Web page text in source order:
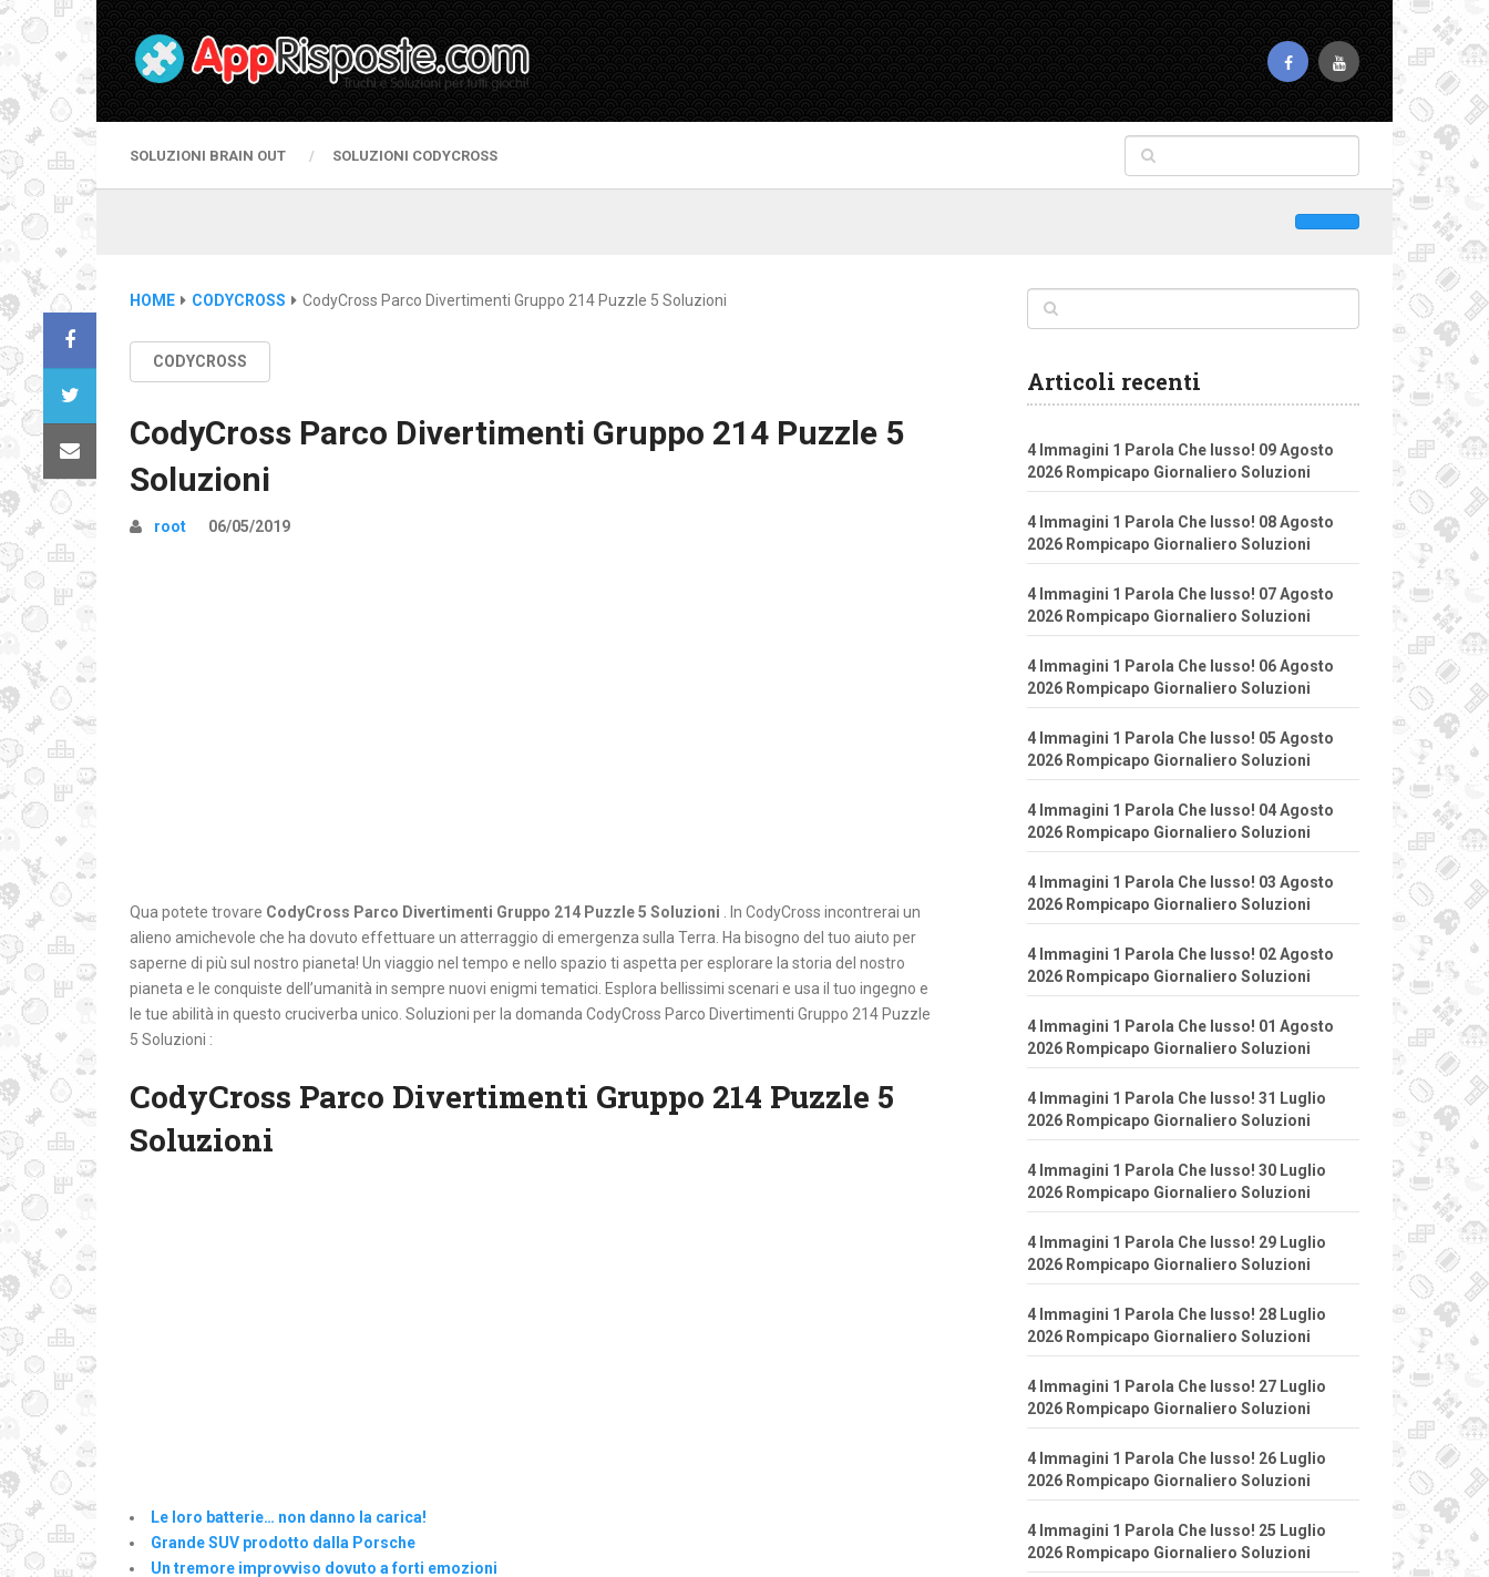
SOLUZIONI BRAIN OUT SOLUZIONI CODYCROSS
HOME CODYCROSS CodyCross Parco Divertimenti Gruppo 214 Puzzle 5 Soluzioni
CODYCROSS
CodyCross Parco Divertimenti Gruppo 214 Puzzle 5
Soluzioni
root 06/05/2019
Qua potete trovare CodyCross Parco Divertimenti Gruppo 214 Puzzle 5 Soluzioni
. In CodyCross incontrerai un
alieno amichevole che ha dovuto effettuare un atterraggio di emergenza sulla Terra. Ha bisogno del tuo aiuto per
saperne di più sul nostro pianeta! Un viaggio nel tempo e nello spazio ti aspetta per esplorare la storia del nostro
pianeta e le conquiste dell’umanità in sempre nuovi enigmi tematici. Esplora bellissimi scenari e usa il tuo ingegno e
le tue abilità in questo cruciverba unico. Soluzioni per la domanda CodyCross Parco Divertimenti Gruppo 214 Puzzle
5 Soluzioni :
CodyCross Parco Divertimenti Gruppo 214 Puzzle 5
Soluzioni
Le loro batterie… non danno la carica!
Grande SUV prodotto dalla Porsche
Un tremore improvviso dovuto a forti emozioni
Articoli recenti
4 Immagini 1 Parola Che lusso! 09 Agosto
2026 Rompicapo Giornaliero Soluzioni
4 Immagini 1 Parola Che lusso! 08 Agosto
2026 Rompicapo Giornaliero Soluzioni
4 Immagini 1 Parola Che lusso! 07 Agosto
2026 Rompicapo Giornaliero Soluzioni
4 Immagini 1 Parola Che lusso! 06 Agosto
2026 Rompicapo Giornaliero Soluzioni
4 Immagini 1 Parola Che lusso! 05 Agosto
2026 Rompicapo Giornaliero Soluzioni
4 Immagini 1 Parola Che lusso! 04 Agosto
2026 Rompicapo Giornaliero Soluzioni
4 Immagini 1 Parola Che lusso! 03 Agosto
2026 Rompicapo Giornaliero Soluzioni
4 Immagini 1 Parola Che lusso! 02 Agosto
2026 Rompicapo Giornaliero Soluzioni
4 Immagini 1 Parola Che lusso! 01 Agosto
2026 Rompicapo Giornaliero Soluzioni
4 Immagini 1 Parola Che lusso! 31 Luglio
2026 Rompicapo Giornaliero Soluzioni
4 Immagini 1 Parola Che lusso! 30 Luglio
2026 Rompicapo Giornaliero Soluzioni
4 Immagini 1 Parola Che lusso! 29 Luglio
2026 Rompicapo Giornaliero Soluzioni
4 Immagini 1 Parola Che lusso! 28 Luglio
2026 Rompicapo Giornaliero Soluzioni
4 Immagini 1 Parola Che lusso! 27 Luglio
2026 Rompicapo Giornaliero Soluzioni
4 Immagini 1 Parola Che lusso! 26 Luglio
2026 Rompicapo Giornaliero Soluzioni
4 Immagini 1 Parola Che lusso! 25 Luglio
2026 Rompicapo Giornaliero Soluzioni